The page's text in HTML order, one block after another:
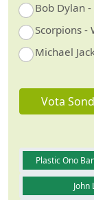
Bob Dylan
Scorpions -
Michael
Vota
Plastic Ono